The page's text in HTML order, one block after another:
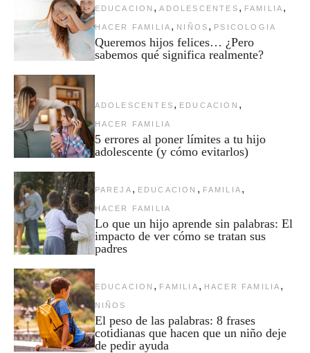
EDUCACION , ADOLESCENTES , FAMILIA ,
HACER FAMILIA , NIÑOS , PSICOLOGIA
Queremos hijos felices… ¿Pero
sabemos qué significa realmente?
ADOLESCENTES , EDUCACION ,
HACER FAMILIA
5 errores al poner límites a tu hijo
adolescente (y cómo evitarlos)
PAREJA , EDUCACION , FAMILIA ,
HACER FAMILIA
Lo que un hijo aprende sin palabras: El
impacto de ver cómo se tratan sus
padres
EDUCACION , FAMILIA , HACER FAMILIA ,
NIÑOS
El peso de las palabras: 8 frases
cotidianas que hacen que un niño deje
de pedir ayuda